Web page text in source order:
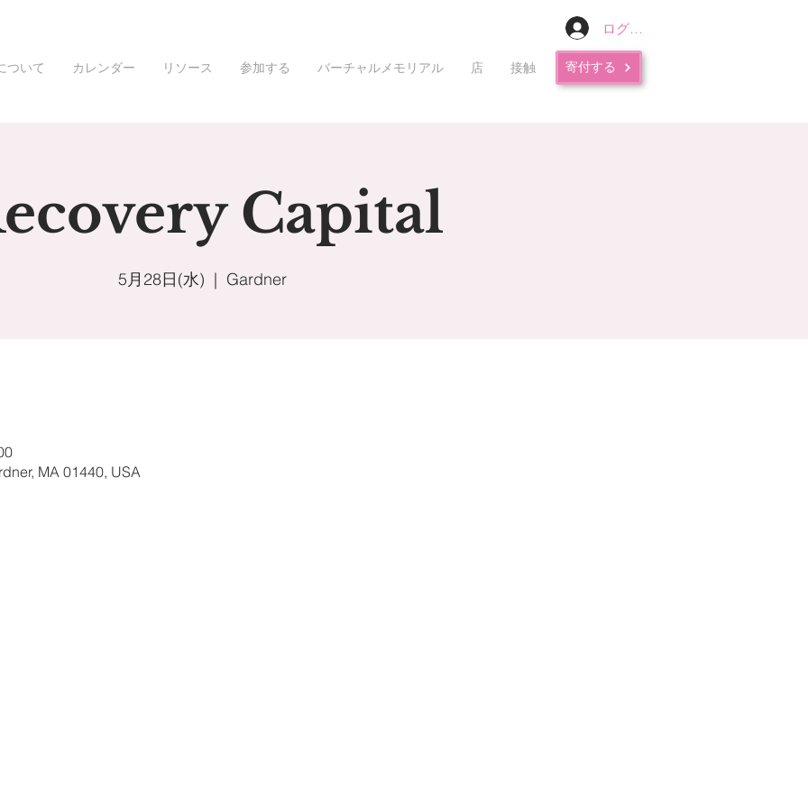
ログイン
ついて カレンダー リソース 参加する バーチャルメモリアル 店 接触 寄付する
Capital
5月28日(水)
  |
Gardner
MA 01440, USA